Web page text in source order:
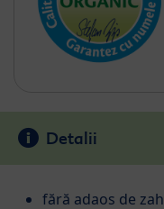
Detalii
fără adaos de